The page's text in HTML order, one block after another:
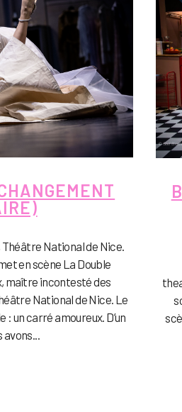
Théâtre National de Nice.
en scène La Double
maître incontesté des
National de Nice. Le
un carré amoureux. D’un
avons...